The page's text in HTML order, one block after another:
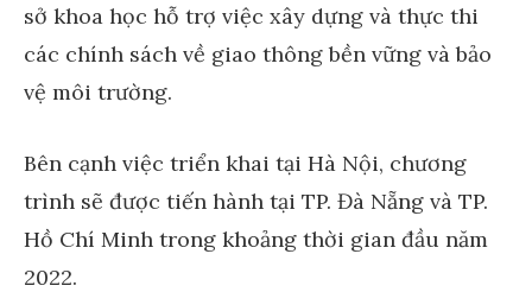
sở khoa học hỗ trợ việc xây dựng và thực thi
các chính sách về giao thông bền vững và bảo
vệ môi trường.
Bên cạnh việc triển khai tại Hà Nội, chương
trình sẽ được tiến hành tại TP. Đà Nẵng và TP.
Hồ Chí Minh trong khoảng thời gian đầu năm
2022.